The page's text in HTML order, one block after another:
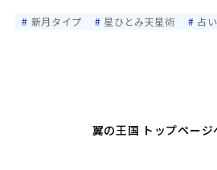
新月タイプ 星ひとみ天星術 占い
翼の王国 トップページ